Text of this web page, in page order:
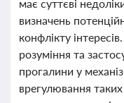
має суттєві
визначень
конфлікту
розуміння та
прогалини у
врегулювання